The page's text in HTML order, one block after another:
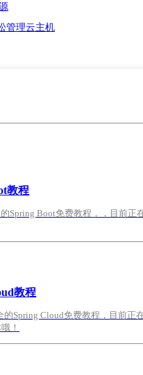
管理云主机
教程
Spring Boot免费教程，，目前正
教程
的Spring Cloud免费教程，目前正
！